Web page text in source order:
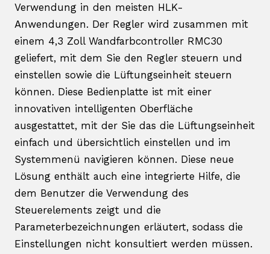
Verwendung in den meisten HLK-
Anwendungen. Der Regler wird zusammen mit
einem 4,3 Zoll Wandfarbcontroller RMC30
geliefert, mit dem Sie den Regler steuern und
einstellen sowie die Lüftungseinheit steuern
können. Diese Bedienplatte ist mit einer
innovativen intelligenten Oberfläche
ausgestattet, mit der Sie das die Lüftungseinheit
einfach und übersichtlich einstellen und im
Systemmenü navigieren können. Diese neue
Lösung enthält auch eine integrierte Hilfe, die
dem Benutzer die Verwendung des
Steuerelements zeigt und die
Parameterbezeichnungen erläutert, sodass die
Einstellungen nicht konsultiert werden müssen.